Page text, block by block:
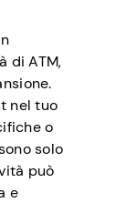
di ATM,
nel tuo
o
solo
può
e